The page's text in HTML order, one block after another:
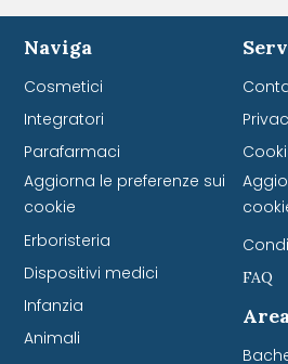
Naviga
Cosmetici
Integratori
Parafarmaci
Aggiorna le preferenze sui
cookie
Erboristeria
Dispositivi medici
Infanzia
Animali
FAQ